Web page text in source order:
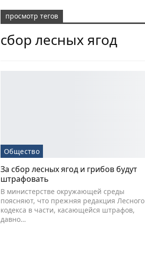
просмотр тегов
сбор лесных ягод
Общество
За сбор лесных ягод и грибов будут
штрафовать
В министерстве окружающей среды
поясняют, что прежняя редакция Лесного
кодекса в части, касающейся штрафов,
давно…